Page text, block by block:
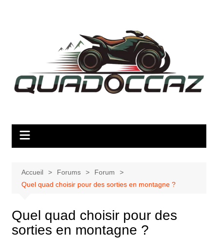
Accueil Forums
Forum
Quel quad choisir pour des sorties en montagne ?
Quel quad choisir pour des
sorties en montagne ?